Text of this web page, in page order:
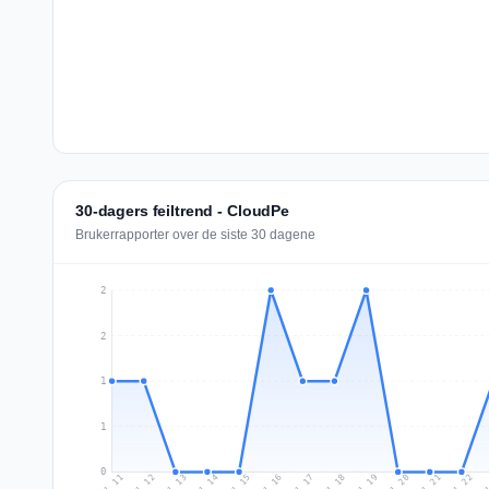
30-dagers feiltrend - CloudPe
Brukerrapporter over de siste 30 dagene
0
1
1
2
2